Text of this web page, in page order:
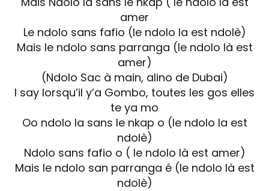
amer
Le ndolo sans fafio (le ndolo la est ndolè)
Mais le ndolo sans parranga (le ndolo là est
amer)
(Ndolo Sac à main, alino de Dubai)
I say lorsqu’il y’a Gombo, toutes les gos elles
te ya mo
Oo ndolo la sans le nkap o (le ndolo la est
ndolè)
Ndolo sans fafio o ( le ndolo là est amer)
Mais le ndolo san parranga é (le ndolo là est
ndolè)